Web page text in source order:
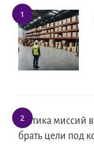
Тактика миссий
брать цели под